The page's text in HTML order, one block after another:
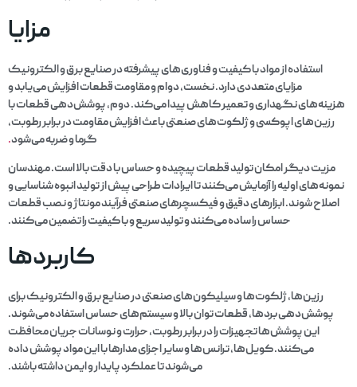
مزایا
استفاده از مواد با کیفیت و فناوری‌های پیشرفته در صنایع برق و الکترونیک
مزایای متعددی دارد. نخست، دوام و مقاومت قطعات افزایش می‌یابد و
هزینه‌های نگهداری و تعمیر کاهش پیدا می‌کند. دوم، پوشش‌دهی قطعات با
رزین‌های اپوکسی و ژلکوت‌های صنعتی باعث افزایش مقاومت در برابر رطوبت،
گرما و ضربه می‌شود.
مزیت دیگر امکان تولید قطعات پیچیده و حساس با دقت بالا است. مهندسان
نمونه‌های اولیه را آزمایش می‌کنند تا ایرادات طراحی پیش از تولید انبوه شناسایی و
اصلاح شوند. ابزارهای دقیق و فیکسچرهای صنعتی فرآیند مونتاژ و نصب قطعات
حساس را ساده می‌کنند و تولید سریع و با کیفیت را تضمین می‌کنند.
کاربردها
رزین‌ها، ژلکوت‌ها و سیلیکون‌های صنعتی در صنایع برق و الکترونیک برای
پوشش‌دهی بردها، قطعات توان بالا و سیستم‌های حساس استفاده می‌شوند.
این پوشش‌ها تجهیزات را در برابر رطوبت، حرارت و نوسانات جریان محافظت
می‌کنند. کویل‌ها، ترانس‌ها و سایر اجزای مدارها با این مواد پوشش داده
می‌شوند تا عملکرد پایدار و ایمن داشته باشند.